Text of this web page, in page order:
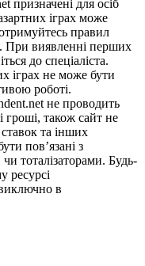
призначені для осіб
іграх може
правил
При виявленні перших
до спеціаліста.
іграх не може бути
роботі.
не проводить
гроші, також сайт не
та інших
пов’язані з
тоталізаторами. Будь-
ресурсі
в